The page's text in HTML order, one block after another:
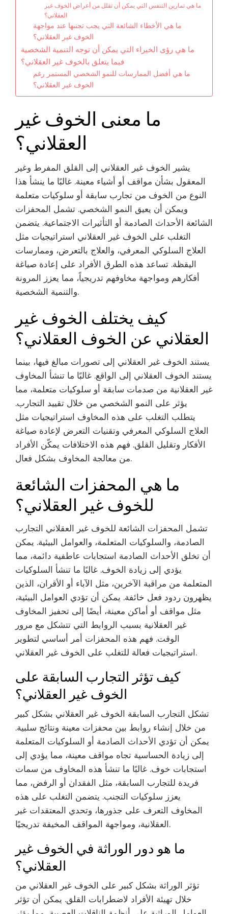
ما هي تمارين التنفس التي يمكن أن تقلل من أعراض الخوف غير
العقلاني؟
ما هي الأخطاء الشائعة التي يجب تجنبها عند مواجهة
الخوف غير العقلاني؟
ما هي رؤى الخبراء التي يمكن أن توجه التنمية الشخصية
فيما يتعلق بالخوف غير العقلاني؟
ما هي أفضل الممارسات للنمو الشخصي المستمر رغم
الخوف غير العقلاني؟
ما معنى الخوف غير
العقلاني؟
يشير الخوف غير العقلاني إلى القلق المفرط وغير
المعقول بشأن مواقف أو أشياء معينة. غالبًا ما ينشأ هذا
النوع من الخوف من تجارب سابقة أو سلوكيات متعلمة
ويمكن أن يعيق النمو الشخصي. تشمل المحفزات
الشائعة الأحداث الصادمة أو التأثيرات الاجتماعية. يتضمن
التغلب على الخوف غير العقلاني استراتيجيات مثل
العلاج السلوكي المعرفي، والعلاج بالتعرض، وممارسات
اليقظة. تساعد هذه الطرق الأفراد على إعادة صياغة
أفكارهم ومواجهة مخاوفهم تدريجياً، مما يعزز المرونة
والتنمية الشخصية.
كيف يختلف الخوف غير
العقلاني عن الخوف العقلاني؟
يستند الخوف غير العقلاني إلى تصورات مبالغ فيها، بينما
يستند الخوف العقلاني إلى الواقع. غالبًا ما تنشأ المخاوف
غير العقلانية من صدمات سابقة أو سلوكيات متعلمة، مما
يؤثر على النمو الشخصي من خلال تقييد التجارب.
يتطلب التغلب على هذه المخاوف استراتيجيات مثل
العلاج السلوكي المعرفي وتقنيات التعرض لإعادة صياغة
الأفكار وتقليل القلق. فهم هذه الاختلافات يمكّن الأفراد
من معالجة المخاوف بشكل فعال.
ما هي المحفزات الشائعة
للخوف غير العقلاني؟
تشمل المحفزات الشائعة للخوف غير العقلاني التجارب
الصادمة، والسلوكيات المتعلمة، والعوامل البيئية. يمكن
أن تخلق الأحداث الصادمة استجابات عاطفية دائمة، مما
يؤدي إلى زيادة الخوف. غالبًا ما تنشأ السلوكيات
المتعلمة من مراقبة الآخرين، مثل الآباء أو الأقران، الذين
يظهرون ردود فعل خائفة. يمكن أن تؤدي العوامل البيئية،
مثل مواقف أو أماكن معينة، أيضًا إلى تحفيز المخاوف
غير العقلانية بسبب الروابط التي تتشكل مع مرور
الوقت. فهم هذه المحفزات أمر أساسي لتطوير
استراتيجيات فعالة للتغلب على الخوف غير العقلاني.
كيف تؤثر التجارب السابقة على
الخوف غير العقلاني؟
تشكل التجارب السابقة الخوف غير العقلاني بشكل كبير
من خلال إنشاء روابط بين محفزات معينة ونتائج سلبية.
يمكن أن تؤدي الأحداث الصادمة أو السلوكيات المتعلمة
إلى زيادة الحساسية تجاه مواقف معينة، مما يؤدي إلى
استجابات خوف. غالبًا ما تنشأ هذه المخاوف من سمات
فريدة للتجارب السابقة، مثل الفقدان أو الرفض، مما
يعزز سلوكيات التجنب. يتضمن التغلب على هذه
المخاوف التعرف على جذورها، وتحدي المعتقدات غير
العقلانية، ومواجهة المواقف المخيفة تدريجيًا.
ما هو دور الوراثة في الخوف غير
العقلاني؟
تؤثر الوراثة بشكل كبير على الخوف غير العقلاني من
خلال تهيئة الأفراد لاضطرابات القلق. يمكن أن تؤثر